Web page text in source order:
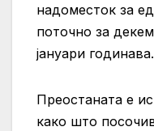
надоместок за
поточно за
јануари годинава.
Преостаната е
како што